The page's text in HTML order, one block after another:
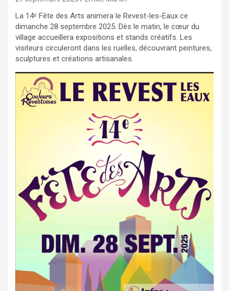
La 14ᵉ Fête des Arts animera le Revest-les-Eaux ce
dimanche 28 septembre 2025. Dès le matin, le cœur du
village accueillera expositions et stands créatifs. Les
visiteurs circuleront dans les ruelles, découvrant peintures,
sculptures et créations artisanales.